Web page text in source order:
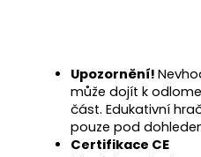
Upozornění!
může dojít k
část. Edukativní
pouze pod
Certifikace CE